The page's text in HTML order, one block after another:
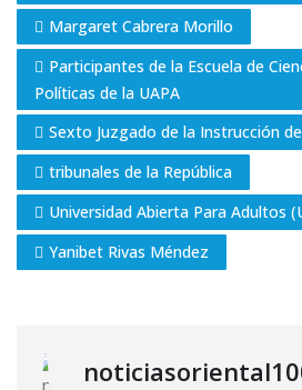
Margaret Cabrera Morillo
Participantes de la Escuela de
Políticas de la UAPA
Sexto Juzgado de la Instrucción
tribunales de la República
Universidad Abierta Para Adultos
Yanibet Rivas Méndez